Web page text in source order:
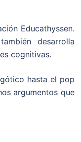
Educathyssen.
desarrolla
cognitivas.
hasta el pop
argumentos que